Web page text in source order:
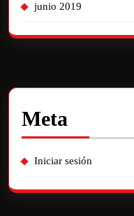
junio 2019
Meta
Iniciar sesión